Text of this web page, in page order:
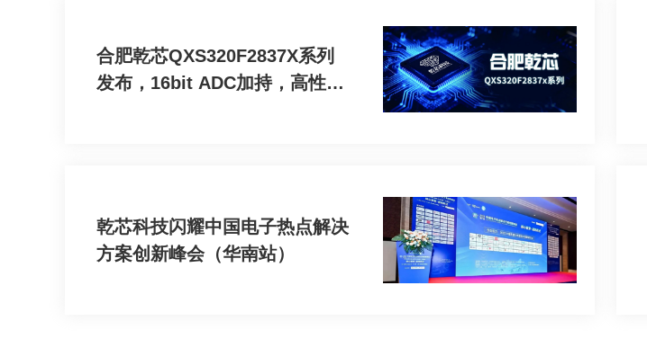
合肥乾芯QXS320F2837X系列
发布，16bit ADC加持，高性价
乾芯科技闪耀中国电子热点解决
方案创新峰会（华南站）